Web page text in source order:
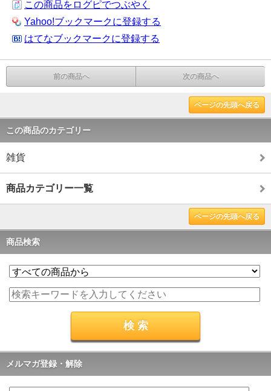
この商品をログピでつぶやく
Yahoo!ブックマークに登録する
はてなブックマークに登録する
前の商品へ 次の商品へ
ページの先頭へ戻る
この商品のカテゴリー
雑貨
商品カテゴリー一覧
ページの先頭へ戻る
商品検索
メルマガ登録・解除